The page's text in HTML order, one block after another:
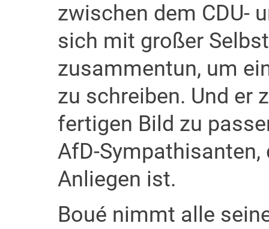
zwischen dem CDU-
sich mit großer
zusammentun, um
zu schreiben. Und er
fertigen Bild zu
AfD-
Anliegen ist.
Boué nimmt alle